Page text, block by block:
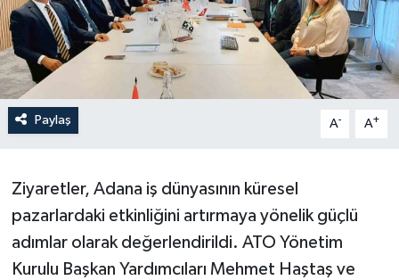
Paylaş A- A+
Ziyaretler, Adana iş dünyasının küresel
pazarlardaki etkinliğini artırmaya yönelik güçlü
adımlar olarak değerlendirildi. ATO Yönetim
Kurulu Başkan Yardımcıları Mehmet Haştaş ve